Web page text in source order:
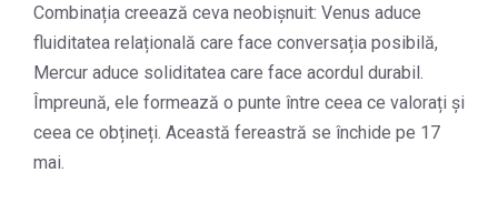
Combinația creează ceva neobișnuit: Venus aduce
fluiditatea relațională care face conversația posibilă,
Mercur aduce soliditatea care face acordul durabil.
Împreună, ele formează o punte între ceea ce valorați și
ceea ce obțineți. Această fereastră se închide pe 17
mai.